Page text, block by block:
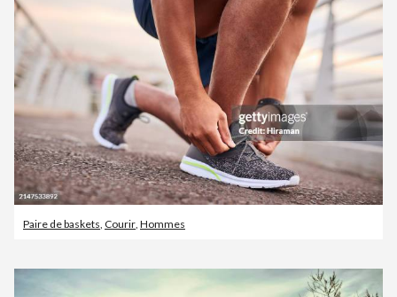
Paire de baskets, Courir, Hommes